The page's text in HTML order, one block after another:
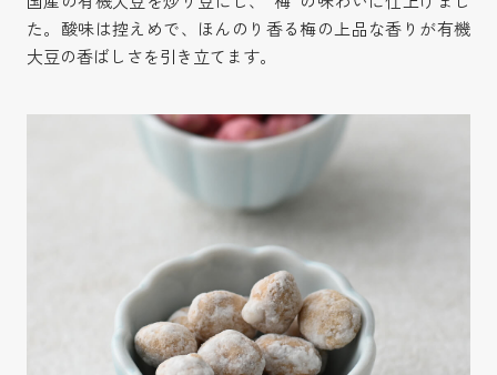
た。酸味は控えめで、ほんのり香る梅の上品な香りが有機
大豆の香ばしさを引き立てます。